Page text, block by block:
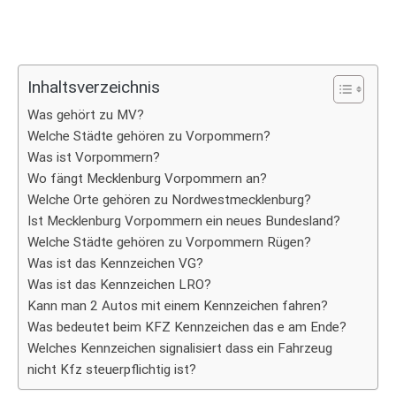
Inhaltsverzeichnis
Was gehört zu MV?
Welche Städte gehören zu Vorpommern?
Was ist Vorpommern?
Wo fängt Mecklenburg Vorpommern an?
Welche Orte gehören zu Nordwestmecklenburg?
Ist Mecklenburg Vorpommern ein neues Bundesland?
Welche Städte gehören zu Vorpommern Rügen?
Was ist das Kennzeichen VG?
Was ist das Kennzeichen LRO?
Kann man 2 Autos mit einem Kennzeichen fahren?
Was bedeutet beim KFZ Kennzeichen das e am Ende?
Welches Kennzeichen signalisiert dass ein Fahrzeug
nicht Kfz steuerpflichtig ist?